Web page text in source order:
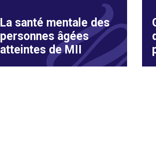
La santé mentale des
personnes âgées
atteintes de MII